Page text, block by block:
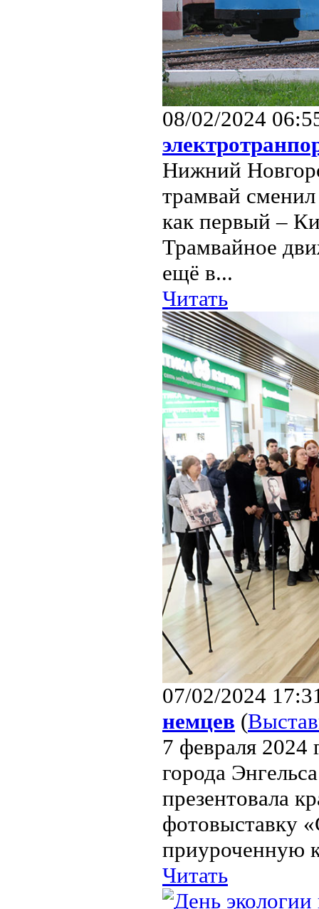
08/02/2024
Нижний
трамвай
как первый –
Трамвайное
ещё в...
Читать
07/02/2024
немцев (
7 февраля
города
презентовала
фотовыставку
приуроченную
Читать